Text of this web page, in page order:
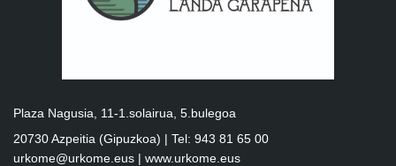
Plaza Nagusia, 11-1.solairua, 5.bulegoa
20730 Azpeitia (Gipuzkoa) | Tel: 943 81 65 00
urkome@urkome.eus | www.urkome.eus